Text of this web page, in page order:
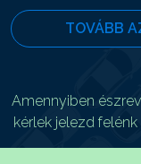
TOVÁBB
Amennyiben
kérlek jelezd